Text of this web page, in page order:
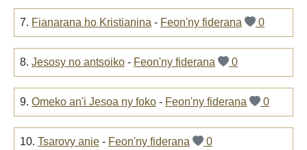
7. Fianarana ho Kristianina - Feon'ny fiderana 0
8. Jesosy no antsoiko - Feon'ny fiderana 0
9. Omeko an'i Jesoa ny foko - Feon'ny fiderana 0
10. Tsarovy anie - Feon'ny fiderana 0